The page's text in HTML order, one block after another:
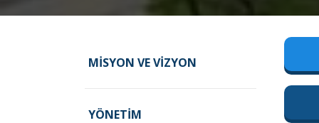
MISYON VE VIZYON
YÖNETIM